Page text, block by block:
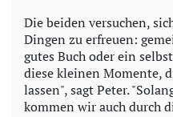
Die beiden versuchen,
Dingen zu erfreuen:
gutes Buch oder ein
diese kleinen Momente,
lassen", sagt Peter.
kommen wir auch durch